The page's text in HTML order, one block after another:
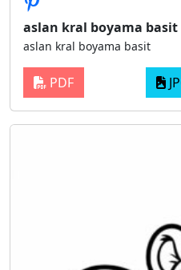
aslan kral boyama basit
aslan kral boyama basit
PDF